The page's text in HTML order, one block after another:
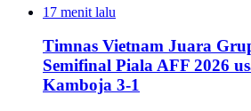
17 menit lalu
Timnas Vietnam Juara
Semifinal Piala AFF 2026
Kamboja 3-1